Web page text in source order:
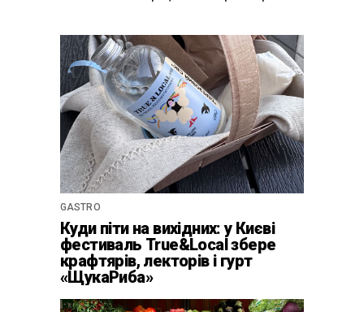
GASTRO
Куди піти на вихідних: у Києві
фестиваль True&Local збере
крафтярів, лекторів і гурт
«ЩукаРиба»